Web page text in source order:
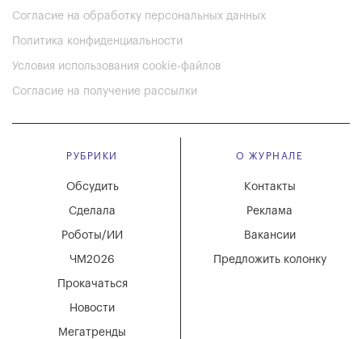
Согласие на обработку персональных данных
Политика конфиденциальности
Условия использования cookie-файлов
Согласие на получение рассылки
РУБРИКИ
Мегатренды
Новости
Обсудить
Сделала
Роботы/ИИ
ЧМ2026
Прокачаться
О ЖУРНАЛЕ
Вакансии
Реклама
Контакты
Предложить колонку